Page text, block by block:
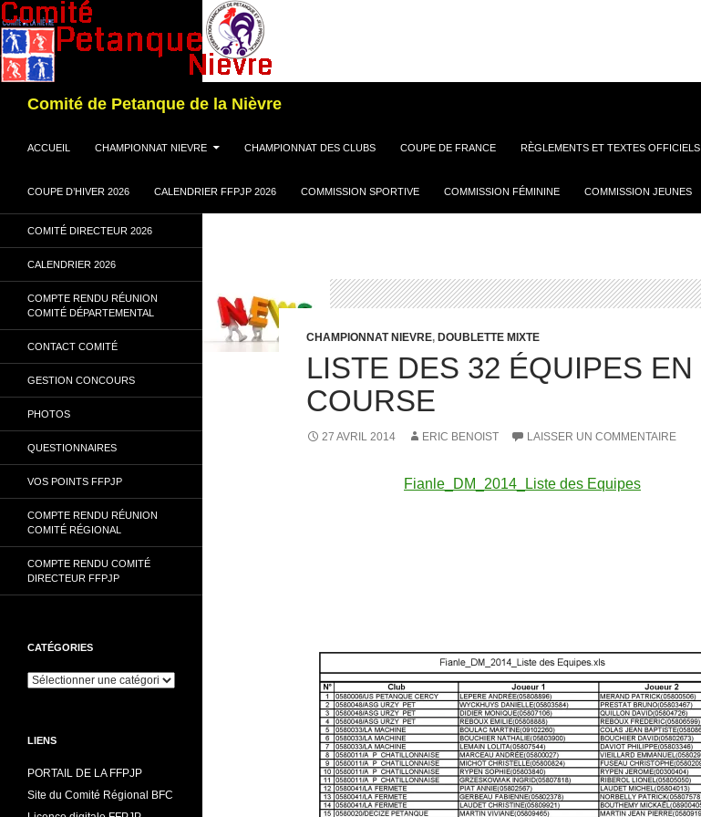
Comité de Petanque de la Nièvre
ACCUEIL
CHAMPIONNAT NIEVRE CHAMPIONNAT DES CLUBS COUPE DE FRANCE RÈGLEMENTS ET TEXTES OFFICIELS
COUPE D’HIVER 2026 CALENDRIER FFPJP 2026 COMMISSION SPORTIVE COMMISSION FÉMININE COMMISSION JEUNES
CHAMPIONNAT NIEVRE, DOUBLETTE MIXTE
LISTE DES 32 ÉQUIPES EN
COURSE
27 AVRIL 2014 ERIC BENOIST LAISSER UN COMMENTAIRE
Fianle_DM_2014_Liste des Equipes
COMITÉ DIRECTEUR 2026
CALENDRIER 2026
COMPTE RENDU RÉUNION
COMITÉ DÉPARTEMENTAL
CONTACT COMITÉ
GESTION CONCOURS
PHOTOS
QUESTIONNAIRES
VOS POINTS FFPJP
COMPTE RENDU RÉUNION
COMITÉ RÉGIONAL
COMPTE RENDU COMITÉ
DIRECTEUR FFPJP
CATÉGORIES
Catégories
LIENS
PORTAIL DE LA FFPJP
Site du Comité Régional BFC